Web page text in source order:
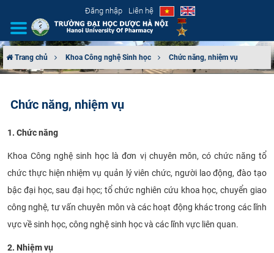
Đăng nhập Liên hệ
CƠ CẤU TỔ CHỨC
TUYỂN SINH
ĐÀO TẠO
ĐẢM BẢO CHẤT LƯỢNG
KHOA HỌC CÔNG NGHỆ
Trang chủ Khoa Công nghệ Sinh học Chức năng, nhiệm vụ
Chức năng, nhiệm vụ
​1. Chức năng
Khoa Công nghệ sinh học là đơn​ vị chuyên môn, có chức năng tổ
chức thực hiện nhiệm vụ quản lý viên chức, người lao động, đào tạo
bậc đại học, sau đại học; tổ chức nghiên cứu khoa học, chuyển giao
công nghệ, tư vấn chuyên môn và các hoạt động khác trong các lĩnh
vực về sinh học, công nghệ sinh học và các lĩnh vực liên quan.
2. Nhiệm vụ